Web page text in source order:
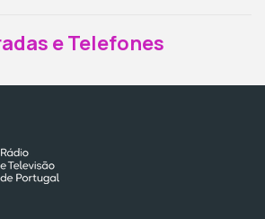
e Telefones